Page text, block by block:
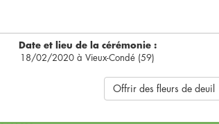
Date et lieu de la cérémonie :
18/02/2020 à Vieux-Condé (59)
Offrir des fleurs de deuil